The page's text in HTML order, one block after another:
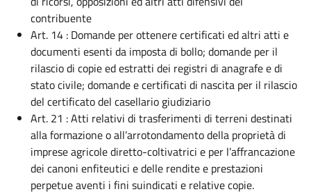
contribuente
Art. 14 : Domande per ottenere certificati ed altri atti e
documenti esenti da imposta di bollo; domande per il
rilascio di copie ed estratti dei registri di anagrafe e di
stato civile; domande e certificati di nascita per il rilascio
del certificato del casellario giudiziario
Art. 21 : Atti relativi di trasferimenti di terreni destinati
alla formazione o all’arrotondamento della proprietà di
imprese agricole diretto-coltivatrici e per l’affrancazione
dei canoni enfiteutici e delle rendite e prestazioni
perpetue aventi i fini suindicati e relative copie.